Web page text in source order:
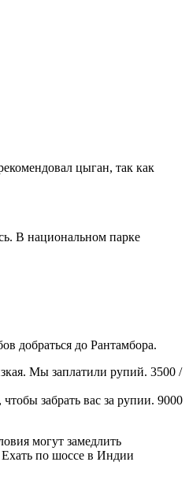
цыган, так как
В национальном парке
добраться до Рантамбора.
Мы заплатили рупий. 3500 /
забрать вас за рупии. 9000
могут замедлить
по шоссе в Индии